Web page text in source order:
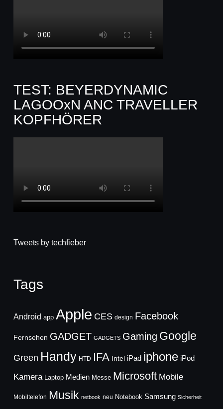
TEST: BEYERDYNAMIC
LAGOOxN ANC TRAVELLER
KOPFHÖRER
Tweets by techfieber
Tags
Android app Apple CES design Facebook
Fernsehen GADGET GADGETS Gaming Google
Green Handy HTD IFA Intel iPad iphone iPod
Kamera Laptop Medien Messe Microsoft Mobile
Mobiltelefon Musik netbook neu Notebook Samsung Sicherheit